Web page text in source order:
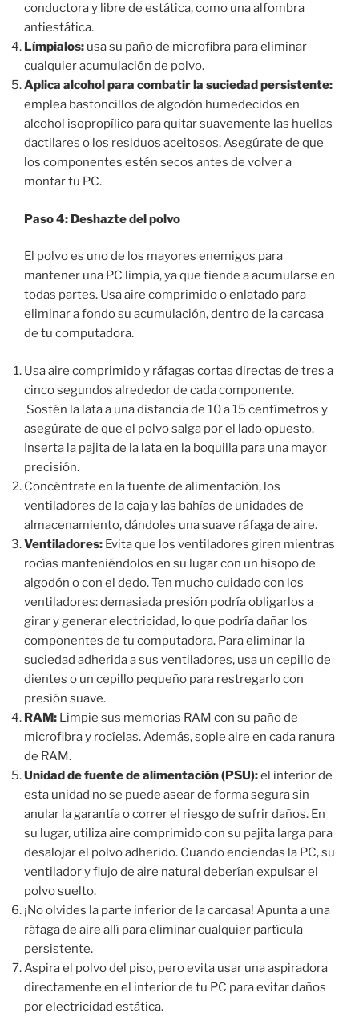
conductora y libre de estática, como una alfombra
antiestática.
Límpialos: usa su paño de microfibra para eliminar
cualquier acumulación de polvo.
Aplica alcohol para combatir la suciedad persistente:
emplea bastoncillos de algodón humedecidos en
alcohol isopropílico para quitar suavemente las huellas
dactilares o los residuos aceitosos. Asegúrate de que
los componentes estén secos antes de volver a
montar tu PC.
Paso 4: Deshazte del polvo
El polvo es uno de los mayores enemigos para
mantener una PC limpia, ya que tiende a acumularse en
todas partes. Usa aire comprimido o enlatado para
eliminar a fondo su acumulación, dentro de la carcasa
de tu computadora.
Usa aire comprimido y ráfagas cortas directas de tres a
cinco segundos alrededor de cada componente.
Sostén la lata a una distancia de 10 a 15 centímetros y
asegúrate de que el polvo salga por el lado opuesto.
Inserta la pajita de la lata en la boquilla para una mayor
precisión.
Concéntrate en la fuente de alimentación, los
ventiladores de la caja y las bahías de unidades de
almacenamiento, dándoles una suave ráfaga de aire.
Ventiladores: Evita que los ventiladores giren mientras
rocías manteniéndolos en su lugar con un hisopo de
algodón o con el dedo. Ten mucho cuidado con los
ventiladores: demasiada presión podría obligarlos a
girar y generar electricidad, lo que podría dañar los
componentes de tu computadora. Para eliminar la
suciedad adherida a sus ventiladores, usa un cepillo de
dientes o un cepillo pequeño para restregarlo con
presión suave.
RAM: Limpie sus memorias RAM con su paño de
microfibra y rocíelas. Además, sople aire en cada ranura
de RAM.
Unidad de fuente de alimentación (PSU):el interior de
esta unidad no se puede asear de forma segura sin
anular la garantía o correr el riesgo de sufrir daños. En
su lugar, utiliza aire comprimido con su pajita larga para
desalojar el polvo adherido. Cuando enciendas la PC, su
ventilador y flujo de aire natural deberían expulsar el
polvo suelto.
¡No olvides la parte inferior de la carcasa! Apunta a una
ráfaga de aire allí para eliminar cualquier partícula
persistente.
Aspira el polvo del piso, pero evita usar una aspiradora
directamente en el interior de tu PC para evitar daños
por electricidad estática.